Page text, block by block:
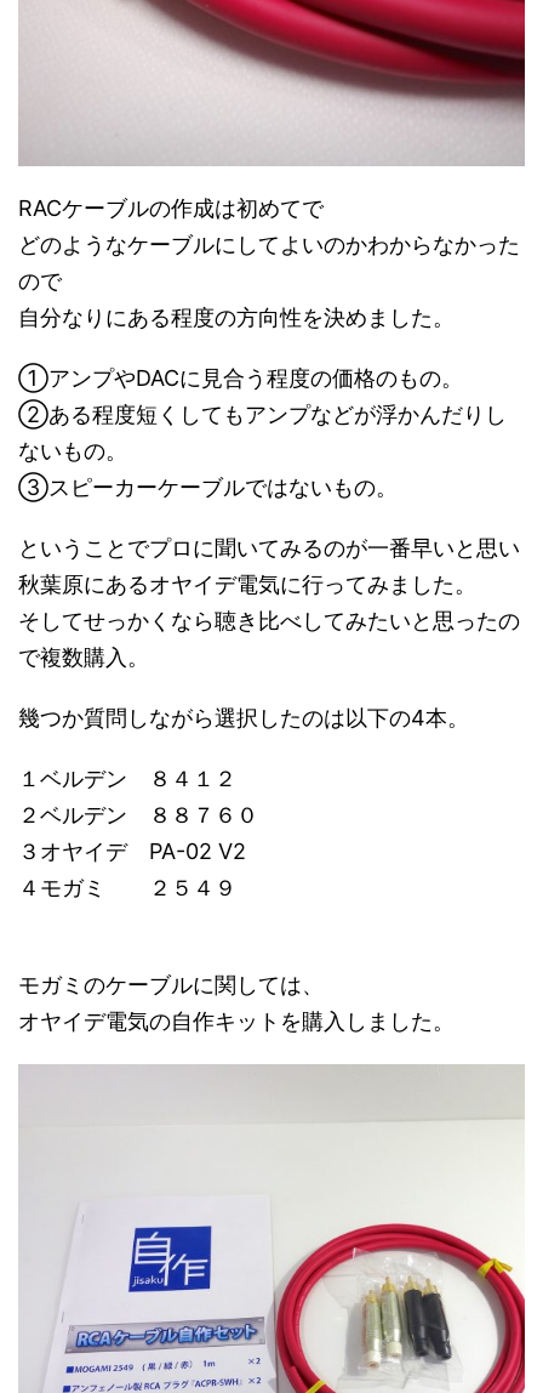
RACケーブルの作成は初めてで
どのようなケーブルにしてよいのかわからなかった
ので
自分なりにある程度の方向性を決めました。
①アンプやDACに見合う程度の価格のもの。
②ある程度短くしてもアンプなどが浮かんだりし
ないもの。
③スピーカーケーブルではないもの。
ということでプロに聞いてみるのが一番早いと思い
秋葉原にあるオヤイデ電気に行ってみました。
そしてせっかくなら聴き比べしてみたいと思ったの
で複数購入。
幾つか質問しながら選択したのは以下の4本。
１ベルデン ８４１２
２ベルデン ８８７６０
３オヤイデ PA-02 V2
４モガミ ２５４９
モガミのケーブルに関しては、
オヤイデ電気の自作キットを購入しました。